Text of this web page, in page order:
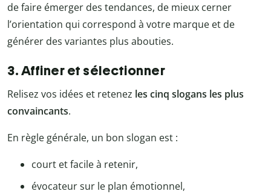
de faire émerger des tendances, de mieux cerner
l’orientation qui correspond à votre marque et de
générer des variantes plus abouties.
3. Affiner et sélectionner
Relisez vos idées et retenez les cinq slogans les plus
convaincants.
En règle générale, un bon slogan est :
court et facile à retenir,
évocateur sur le plan émotionnel,